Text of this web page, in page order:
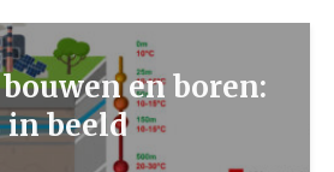
en boren:
in beeld